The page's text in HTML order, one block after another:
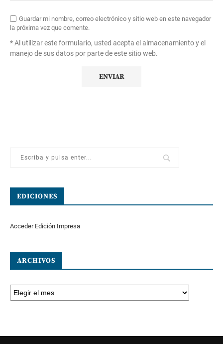
Guardar mi nombre, correo electrónico y sitio web en este navegador
la próxima vez que comente.
* Al utilizar este formulario, usted acepta el almacenamiento y el
manejo de sus datos por parte de este sitio web.
EDICIONES
Acceder Edición Impresa
ARCHIVOS